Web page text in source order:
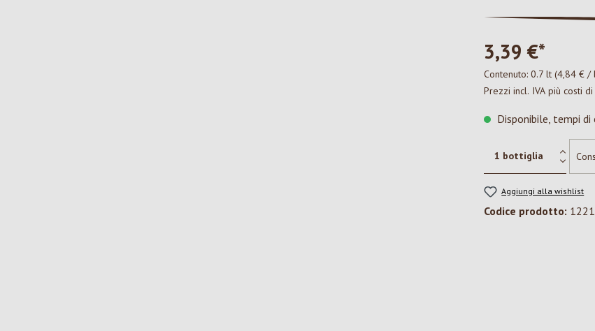
3,39 €*
Contenuto: 0.7 lt (4,84 € /
Prezzi incl. IVA più costi
Disponibile, tempi di
Aggiungi alla wishlist
Codice prodotto: